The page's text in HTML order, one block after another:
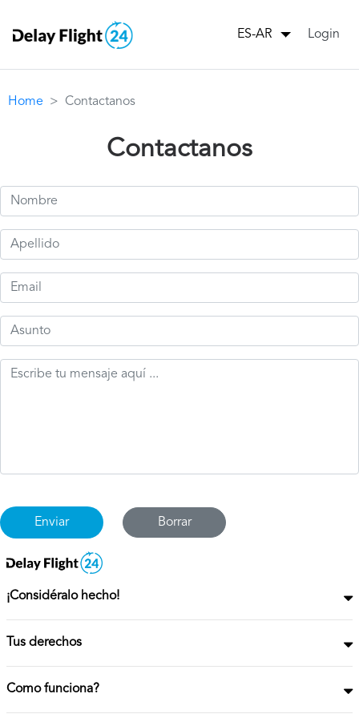
ES-AR Login
Home Contactanos
Contactanos
Borrar
¡Considéralo hecho!
Tus derechos
Como funciona?